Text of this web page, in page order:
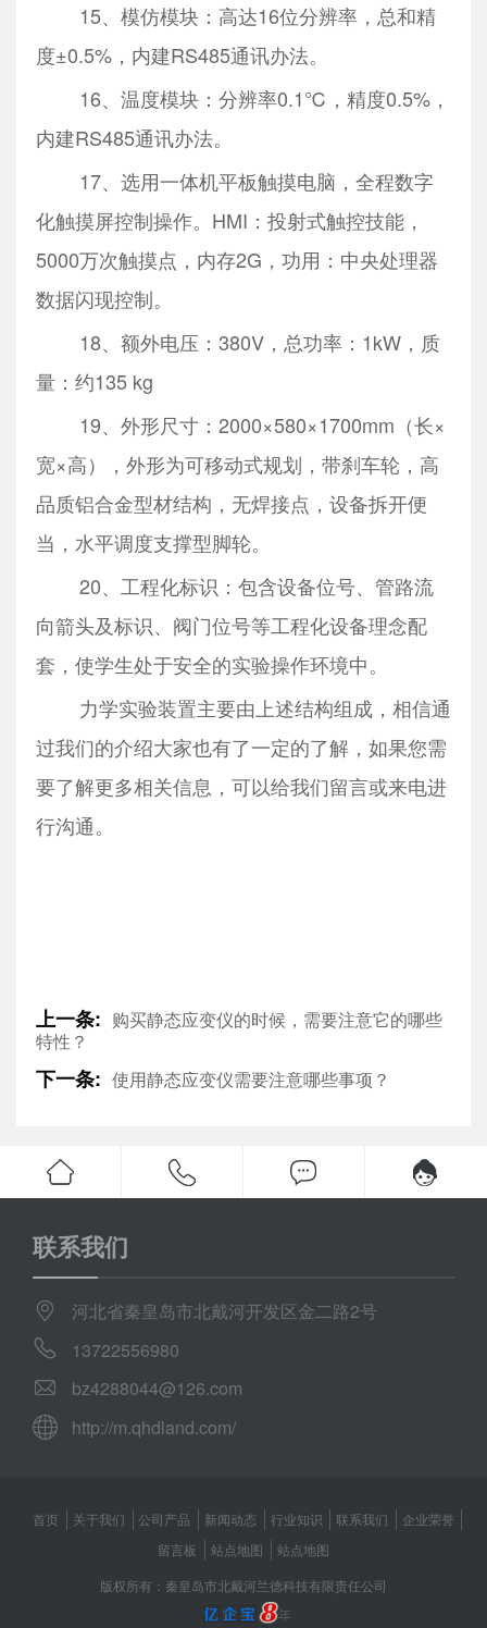
15、模仿模块：高达16位分辨率，总和精
度±0.5%，内建RS485通讯办法。
16、温度模块：分辨率0.1℃，精度0.5%，
内建RS485通讯办法。
17、选用一体机平板触摸电脑，全程数字
化触摸屏控制操作。HMI：投射式触控技能，
5000万次触摸点，内存2G，功用：中央处理器
数据闪现控制。
18、额外电压：380V，总功率：1kW，质
量：约135 kg
19、外形尺寸：2000×580×1700mm（长×
宽×高），外形为可移动式规划，带刹车轮，高
品质铝合金型材结构，无焊接点，设备拆开便
当，水平调度支撑型脚轮。
20、工程化标识：包含设备位号、管路流
向箭头及标识、阀门位号等工程化设备理念配
套，使学生处于安全的实验操作环境中。
力学实验装置主要由上述结构组成，相信通
过我们的介绍大家也有了一定的了解，如果您需
要了解更多相关信息，可以给我们留言或来电进
行沟通。
上一条: 购买静态应变仪的时候，需要注意它的哪些
特性？
下一条: 使用静态应变仪需要注意哪些事项？
联系我们
河北省秦皇岛市北戴河开发区金二路2号
13722556980
bz4288044@126.com
http://m.qhdland.com/
首页 关于我们 公司产品 新闻动态 行业知识 联系我们
企业荣誉
留言板
站点地图
站点地图
版权所有：秦皇岛市北戴河兰德科技有限责任公司